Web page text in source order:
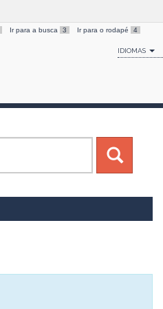
Ir para a busca 3 Ir para o rodapé 4
IDIOMAS